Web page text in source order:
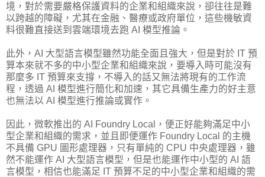
境，對於需要嚴格保護資料的企業和組織來說，卻往往是難
以跨越的障礙，尤其在金融、醫療或政府單位，這些機敏資
料很難直接送到雲端環境去跑 AI 模型推論。
此外，AI 大型語言模型雖然功能全面且強大，但是對於 IT 預
算本來就不多的中小型企業和組織來說，要導入時可能沒有
那麼多 IT 預算來支撐，不導入的話又無法將現有的工作流
程，透過 AI 模型進行簡化和加速，其它具備生產力的好主意
也無法以 AI 模型進行推論或實作。
因此，微軟推出的 AI Foundry Local，便正好能夠滿足中小
型企業和組織的需求，並且即便運作 Foundry Local 的主機
不具備 GPU 圖形處理器，只有單純的 CPU 中央處理器，雖
然不能運作 AI 大型語言模型，但是也能運作中小型的 AI 語
言模型，相信也能滿足 IT 預算不足的中小型企業和組織的需